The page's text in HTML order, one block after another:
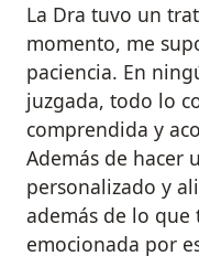
La Dra tuvo un
momento, me
paciencia. En
juzgada, todo lo
comprendida y
Además de hacer
personalizado y
además de lo que
emocionada por